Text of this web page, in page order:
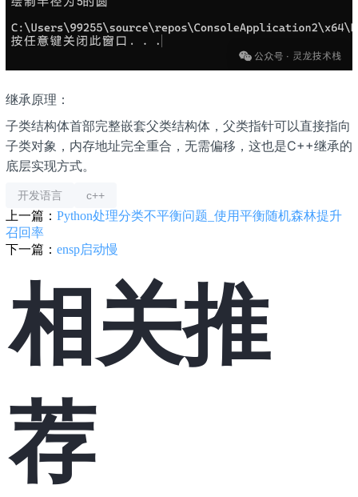
继承原理：
子类结构体首部完整嵌套父类结构体，父类指针可以直接指向
子类对象，内存地址完全重合，无需偏移，这也是C++继承的
底层实现方式。
开发语言 c++
上一篇： Python处理分类不平衡问题_使用平衡随机森林提升
召回率
下一篇： ensp启动慢
相关推
荐